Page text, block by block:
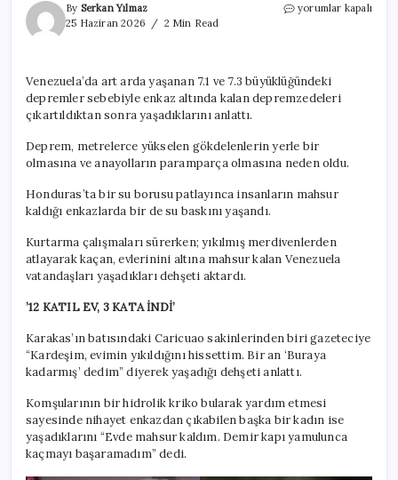
By Serkan Yılmaz
25 Haziran 2026
2 Min Read
Venezuela’da
konuştu
için
yorumlar kapalı
Venezuela’da art arda yaşanan 7.1 ve 7.3 büyüklüğündeki
depremler sebebiyle enkaz altında kalan depremzedeleri
çıkartıldıktan sonra yaşadıklarını anlattı.
Deprem, metrelerce yükselen gökdelenlerin yerle bir
olmasına ve anayolların paramparça olmasına neden oldu.
Honduras’ta bir su borusu patlayınca insanların mahsur
kaldığı enkazlarda bir de su baskını yaşandı.
Kurtarma çalışmaları sürerken; yıkılmış merdivenlerden
atlayarak kaçan, evlerinini altına mahsur kalan Venezuela
vatandaşları yaşadıkları dehşeti aktardı.
’12 KATIL EV, 3 KATA İNDİ’
Karakas’ın batısındaki Caricuao sakinlerinden biri gazeteciye
“Kardeşim, evimin yıkıldığını hissettim. Bir an ‘Buraya
kadarmış’ dedim” diyerek yaşadığı dehşeti anlattı.
Komşularının bir hidrolik kriko bularak yardım etmesi
sayesinde nihayet enkazdan çıkabilen başka bir kadın ise
yaşadıklarını “Evde mahsur kaldım. Demir kapı yamulunca
kaçmayı başaramadım” dedi.